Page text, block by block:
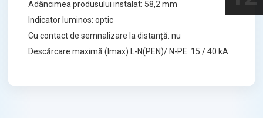
Adâncimea produsului instalat: 58,2 mm
Indicator luminos: optic
Cu contact de semnalizare la distanță: nu
Descărcare maximă (Imax) L-N(PEN)/ N-PE: 15 / 40 kA